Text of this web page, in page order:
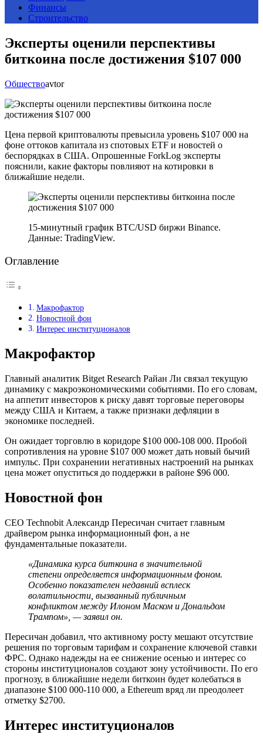
Финансы
Строительство
Эксперты оценили перспективы
биткоина после достижения $107 000
Обществоavtor
Цена первой криптовалюты превысила уровень $107 000 на
фоне оттоков капитала из спотовых ETF и новостей о
беспорядках в США. Опрошенные ForkLog эксперты
пояснили, какие факторы повлияют на котировки в
ближайшие недели.
15-минутный график BTC/USD биржи Binance.
Данные: TradingView.
Оглавление
Макрофактор
Новостной фон
Интерес институционалов
Макрофактор
Главный аналитик Bitget Research Райан Ли связал текущую
динамику с макроэкономическими событиями. По его словам,
на аппетит инвесторов к риску давят торговые переговоры
между США и Китаем, а также признаки дефляции в
экономике последней.
Он ожидает торговлю в коридоре $100 000-108 000. Пробой
сопротивления на уровне $107 000 может дать новый бычий
импульс. При сохранении негативных настроений на рынках
цена может опуститься до поддержки в районе $96 000.
Новостной фон
CEO Technobit Александр Пересичан считает главным
драйвером рынка информационный фон, а не
фундаментальные показатели.
«Динамика курса биткоина в значительной
степени определяется информационным фоном.
Особенно показателен недавний всплеск
волатильности , вызванный публичным
конфликтом между Илоном Маском и Дональдом
Трампом», — заявил он.
Пересичан добавил, что активному росту мешают отсутствие
решения по торговым тарифам и сохранение ключевой ставки
ФРС. Однако надежды на ее снижение осенью и интерес со
стороны институционалов создают зону устойчивости. По его
прогнозу, в ближайшие недели биткоин будет колебаться в
диапазоне $100 000-110 000, а Ethereum вряд ли преодолеет
отметку $2700.
Интерес институционалов